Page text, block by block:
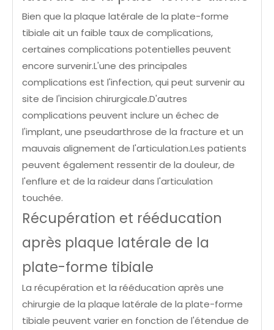
Bien que la plaque latérale de la plate-forme
tibiale ait un faible taux de complications,
certaines complications potentielles peuvent
encore survenir.L'une des principales
complications est l'infection, qui peut survenir au
site de l'incision chirurgicale.D'autres
complications peuvent inclure un échec de
l'implant, une pseudarthrose de la fracture et un
mauvais alignement de l'articulation.Les patients
peuvent également ressentir de la douleur, de
l'enflure et de la raideur dans l'articulation
touchée.
Récupération et rééducation
après plaque latérale de la
plate-forme tibiale
La récupération et la rééducation après une
chirurgie de la plaque latérale de la plate-forme
tibiale peuvent varier en fonction de l'étendue de